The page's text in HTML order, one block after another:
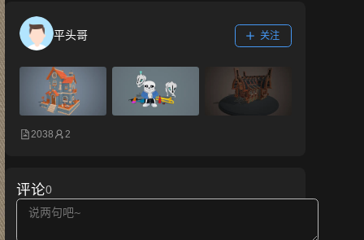
平头哥 关注
2038 2
评论0